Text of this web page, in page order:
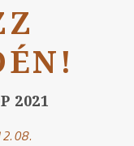
2021